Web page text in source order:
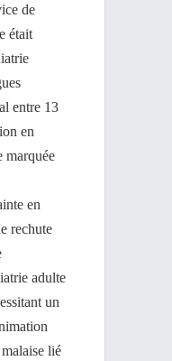
de
était
entre 13
en
marquée
en
rechute
adulte
un
lié